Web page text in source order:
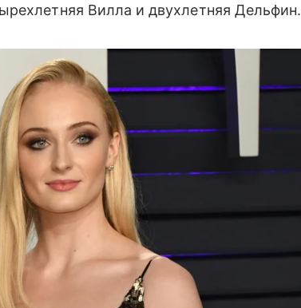
Вилла и двухлетняя Дельфин.